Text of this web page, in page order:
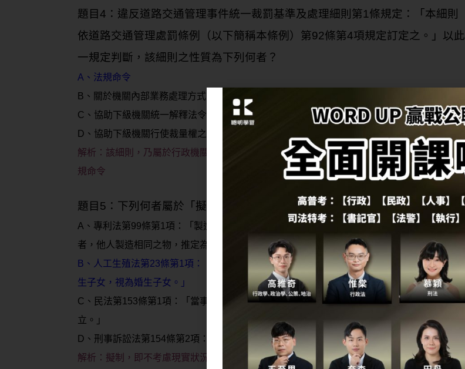
題目4：違反道路交通管理事件統一裁罰基準及處理細則第1條規定：「本細則
依道路交通管理處罰條例（以下簡稱本條例）第92條第4項規定訂定之。」以此
一規定判斷，該細則之性質為下列何者？
A、法規命令
B、關於機關內部業務處理方式之行政規則
C、協助下級機關統一解釋法令之行政規則
D、協助下級機關行使裁量權之行政規則
解析： 該細則，乃屬於行政機關對外發布針對不特定多數人產生法律效果之行政行為，屬於法
規命令
題目5：下列何者屬於「擬制」的法律？
A、專利法第99條第1項：「製造方法專利所製成之物在該製造方法申請專利前，為國內外未見
者，他人製造相同之物，推定為以該專利方法所製造。」
B、人工生殖法第23條第1項：「妻於婚姻關係存續中，經夫同意後，與他人捐贈之精子受胎所
生子女，視為婚生子女。」
C、民法第153條第1項：「當事人互相表示意思一致者，無論其為明示或默示，契約即為成
立。」
D、刑事訴訟法第154條第2項：「犯罪事實應依證據認定之，無證據不得認定犯罪事實。」
解析： 擬制，即不考慮現實狀況，凡事符合法律要件，則認定屬於之，且不容許當事人舉反證